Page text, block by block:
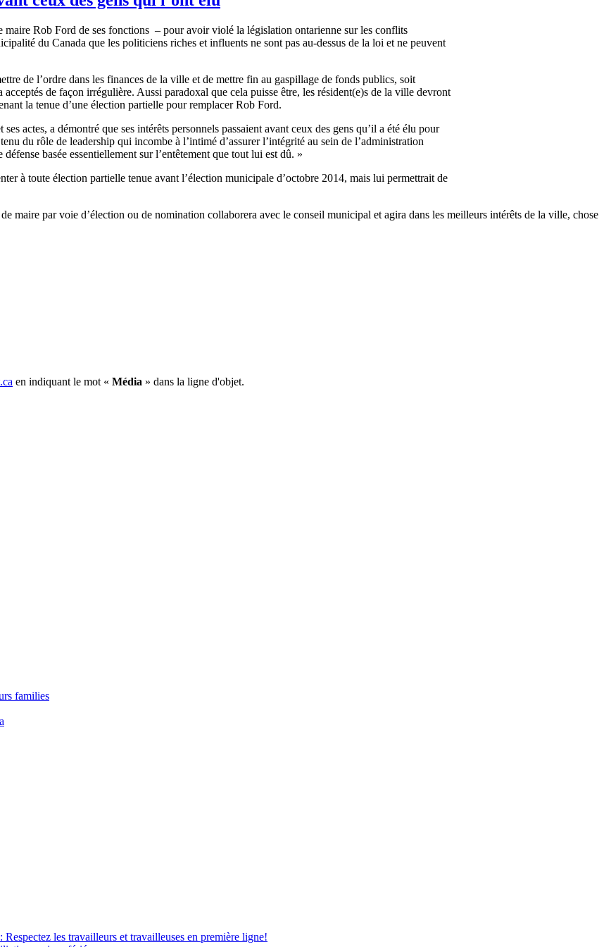
maire Rob Ford de ses fonctions – pouravoir violé la législation ontarienne surles conflits
du Canada que les politiciens riches et influents ne sont pas au-dessus de la loi et ne peuvent
de l’ordre dans les finances de la ville et de mettre fin au gaspillage de fonds publics, soit
acceptés de façon irrégulière. Aussi paradoxal que cela puisse être, les résident(e)s de la ville devront
la tenue d’une élection partielle pourremplacerRob Ford.
ses actes, a démontré que ses intérêts personnels passaient avant ceux des gens qu’il a été élu pour
tenu du rôle de leadership qui incombe à l’intimé d’assurer l’intégrité au sein de l’administration
défense basée essentiellement sur l’entêtement que tout lui est dû. »
à toute élection partielle tenue avant l’élection municipale d’octobre 2014, mais lui permettrait de
de maire parvoie d’élection ou de nomination collaborera avec le conseil municipal et agira dans les meilleurs intérêts de la ville, chose
en indiquant le mot « Média » dans la ligne d'objet.
families
les travailleurs et travailleuses en première ligne!